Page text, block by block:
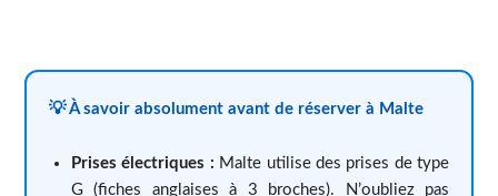
💡 À savoir absolument avant de réserver à Malte
Prises électriques : Malte utilise des prises de type
G (fiches anglaises à 3 broches). N’oubliez pas